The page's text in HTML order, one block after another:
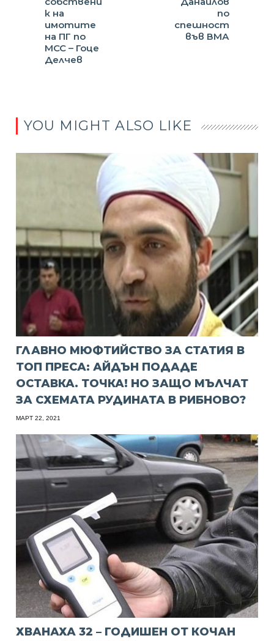
к на
имотите
на ПГ по
МСС – Гоце
Делчев
по
спешност
във ВМА
YOU MIGHT ALSO LIKE
ГЛАВНО МЮФТИЙСТВО ЗА СТАТИЯ В
ТОП ПРЕСА: АЙДЪН ПОДАДЕ
ОСТАВКА. ТОЧКА! НО ЗАЩО МЪЛЧАТ
ЗА СХЕМАТА РУДИНАТА В РИБНОВО?
МАРТ 22, 2021
ХВАНАХА 32 – ГОДИШЕН ОТ КОЧАН